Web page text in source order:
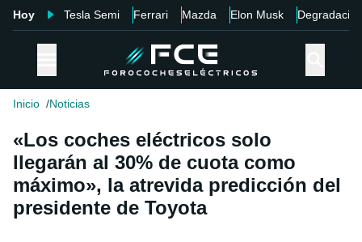
Hoy Tesla Semi Ferrari Mazda Elon Musk Degradación
Inicio Noticias
«Los coches eléctricos solo
llegarán al 30% de cuota como
máximo», la atrevida predicción del
presidente de Toyota